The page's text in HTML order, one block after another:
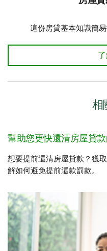
這份房貸基本知識簡
相
幫助您更快還清房屋貸
想要提前還清房屋貸款？獲
解如何避免提前還款罰款。